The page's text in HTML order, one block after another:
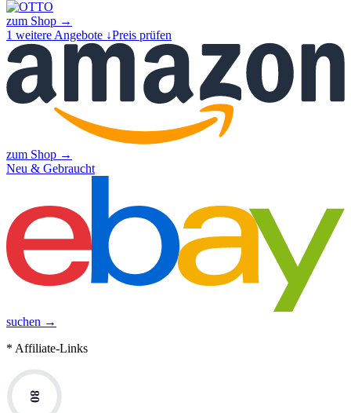
zum Shop →
1 weitere Angebote ↓Preis prüfen
zum Shop →
Neu & Gebraucht
suchen →
* Affiliate-Links
80